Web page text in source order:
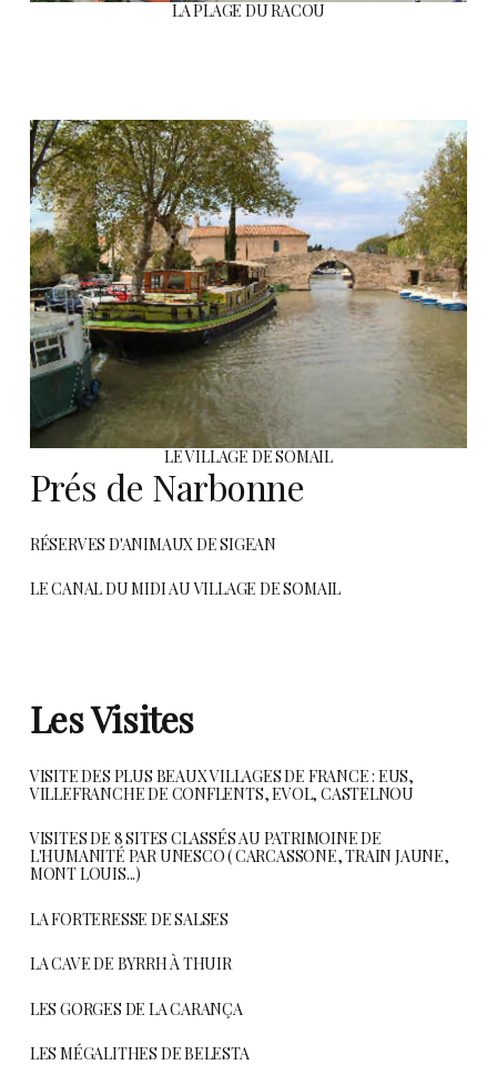
LA PLAGE DU RACOU
LE VILLAGE DE SOMAIL
Prés de Narbonne
RÉSERVES D'ANIMAUX DE SIGEAN
LE CANAL DU MIDI AU VILLAGE DE SOMAIL
Les Visites
VISITE DES PLUS BEAUX VILLAGES DE FRANCE : EUS,
VILLEFRANCHE DE CONFLENTS, EVOL, CASTELNOU
VISITES DE 8 SITES CLASSÉS AU PATRIMOINE DE
L'HUMANITÉ PAR UNESCO ( CARCASSONE, TRAIN JAUNE,
MONT LOUIS...)
LA FORTERESSE DE SALSES
LA CAVE DE BYRRH À THUIR
LES GORGES DE LA CARANÇA
LES MÉGALITHES DE BELESTA